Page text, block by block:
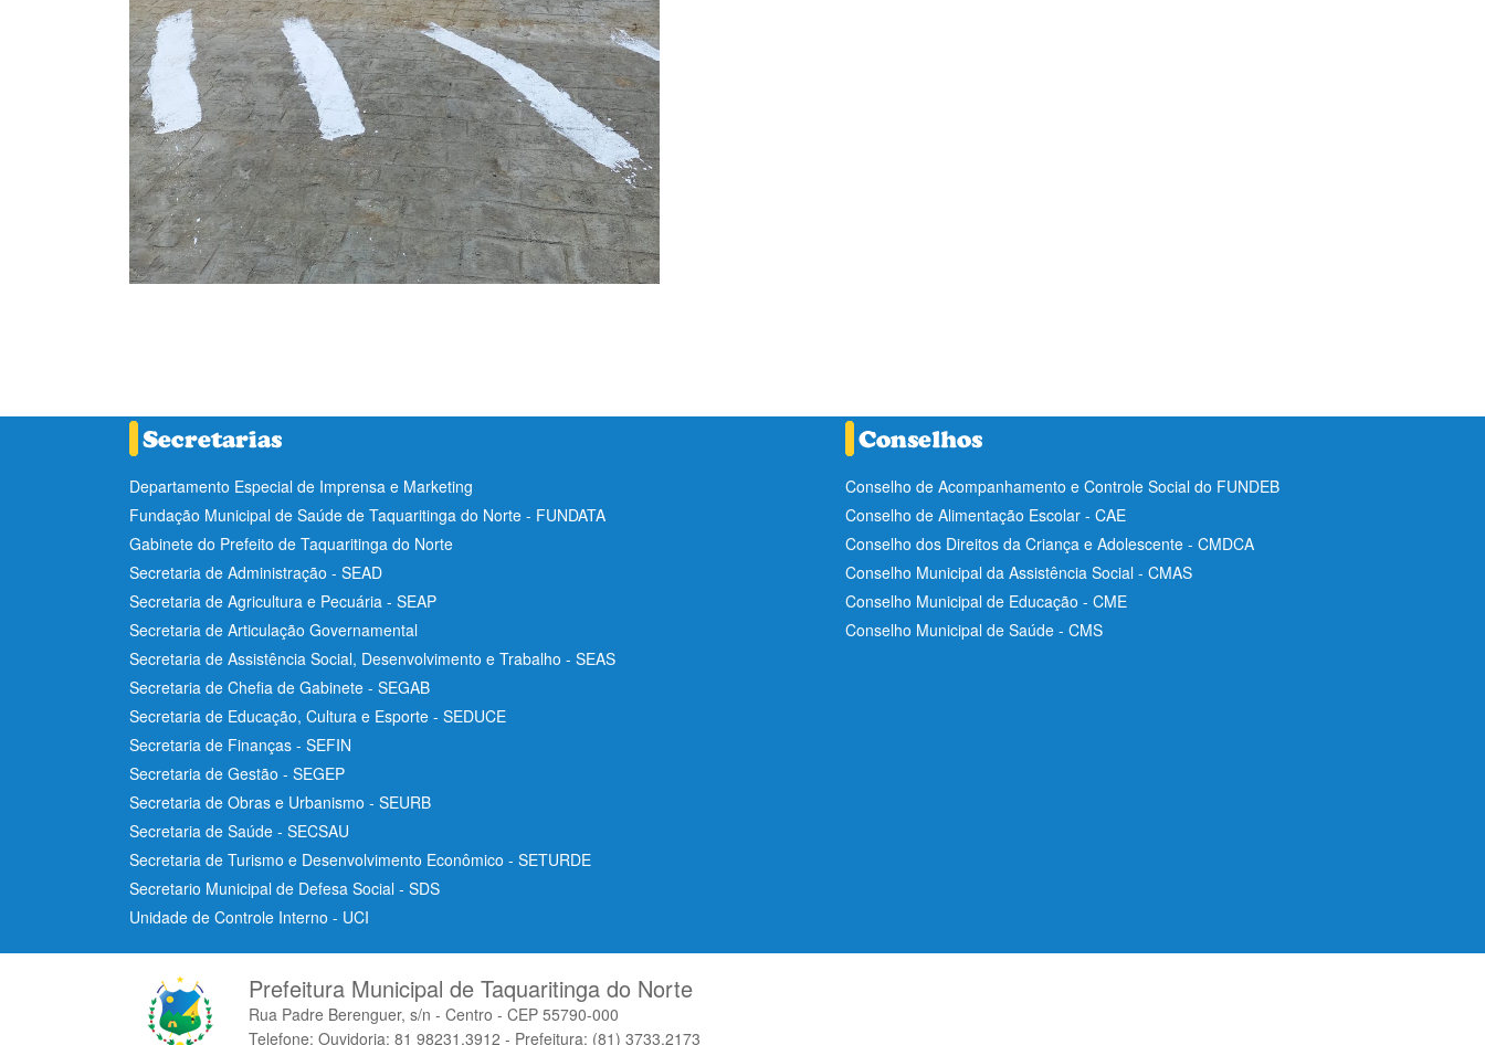
Departamento Especial de Imprensa e Marketing
Fundação Municipal de Saúde de Taquaritinga do Norte - FUNDATA
Gabinete do Prefeito de Taquaritinga do Norte
Secretaria de Administração - SEAD
Secretaria de Agricultura e Pecuária - SEAP
Secretaria de Articulação Governamental
Secretaria de Assistência Social, Desenvolvimento e Trabalho - SEAS
Secretaria de Chefia de Gabinete - SEGAB
Secretaria de Educação, Cultura e Esporte - SEDUCE
Secretaria de Finanças - SEFIN
Secretaria de Gestão - SEGEP
Secretaria de Obras e Urbanismo - SEURB
Secretaria de Saúde - SECSAU
Secretaria de Turismo e Desenvolvimento Econômico - SETURDE
Secretario Municipal de Defesa Social - SDS
Unidade de Controle Interno - UCI
Conselho de Acompanhamento e Controle Social do FUNDEB
Conselho de Alimentação Escolar - CAE
Conselho dos Direitos da Criança e Adolescente - CMDCA
Conselho Municipal da Assistência Social - CMAS
Conselho Municipal de Educação - CME
Conselho Municipal de Saúde - CMS
Prefeitura Municipal de Taquaritinga do Norte
Rua Padre Berenguer, s/n - Centro - CEP 55790-000
Telefone: Ouvidoria: 81 98231.3912 - Prefeitura: (81) 3733.2173